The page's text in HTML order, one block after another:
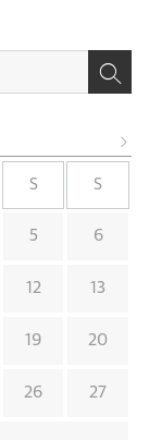
S S
5 6
12 13
19 20
26 27